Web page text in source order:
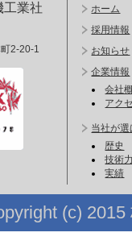
業社
2-20-1
ホーム
採用情報
お知らせ
企業情報
会社
アク
当社が
歴史
技術
実績
(c)